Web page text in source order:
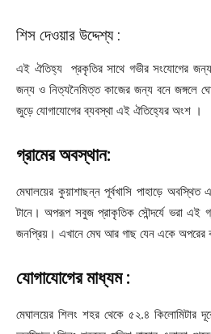
শিস দেওয়ার উদ্দেশ্য :
এই ঐতিহ্য প্রকৃতির সাথে গভীর সংযোগের জন্য
জন্য ও নিত্যনৈমিত্ত কাজের জন্য বনে জঙ্গলে
জুড়ে যোগাযোগের ব্যবস্থা এই ঐতিহ্যের অংশ ।
গ্রামের অবস্থান:
মেঘালয়ের কুয়াশাছন্ন পূর্বখাসি পাহাড়ে
টানে। অপরূপ সবুজ প্রাকৃতিক সৌন্দর্যে ভরা এই
জনপ্রিয়। এখানে মেঘ আর গাছ যেন একে অপরের
যোগাযোগের মাধ্যম :
মেঘালয়ের শিলং শহর থেকে ৫২.৪ কিলোমিটার